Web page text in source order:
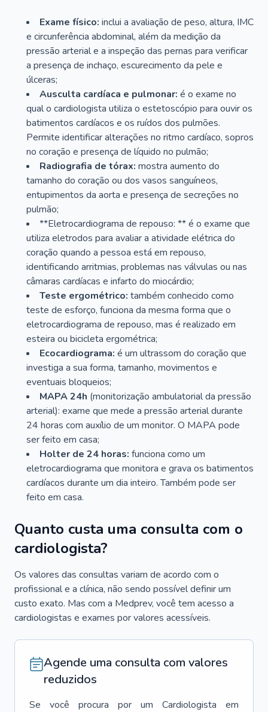
Exame físico: inclui a avaliação de peso, altura, IMC
e circunferência abdominal, além da medição da
pressão arterial e a inspeção das pernas para verificar
a presença de inchaço, escurecimento da pele e
úlceras;
Ausculta cardíaca e pulmonar: é o exame no
qual o cardiologista utiliza o estetoscópio para ouvir os
batimentos cardíacos e os ruídos dos pulmões.
Permite identificar alterações no ritmo cardíaco, sopros
no coração e presença de líquido no pulmão;
Radiografia de tórax: mostra aumento do
tamanho do coração ou dos vasos sanguíneos,
entupimentos da aorta e presença de secreções no
pulmão;
**Eletrocardiograma de repouso: ** é o exame que
utiliza eletrodos para avaliar a atividade elétrica do
coração quando a pessoa está em repouso,
identificando arritmias, problemas nas válvulas ou nas
câmaras cardíacas e infarto do miocárdio;
Teste ergométrico: também conhecido como
teste de esforço, funciona da mesma forma que o
eletrocardiograma de repouso, mas é realizado em
esteira ou bicicleta ergométrica;
Ecocardiograma: é um ultrassom do coração que
investiga a sua forma, tamanho, movimentos e
eventuais bloqueios;
MAPA 24h (monitorização ambulatorial da pressão
arterial): exame que mede a pressão arterial durante
24 horas com auxílio de um monitor. O MAPA pode
ser feito em casa;
Holter de 24 horas: funciona como um
eletrocardiograma que monitora e grava os batimentos
cardíacos durante um dia inteiro. Também pode ser
feito em casa.
Quanto custa uma consulta com o
cardiologista?
Os valores das consultas variam de acordo com o
profissional e a clínica, não sendo possível definir um
custo exato. Mas com a Medprev, você tem acesso a
cardiologistas e exames por valores acessíveis.
Agende uma consulta com valores
reduzidos
Se você procura por um Cardiologista
em